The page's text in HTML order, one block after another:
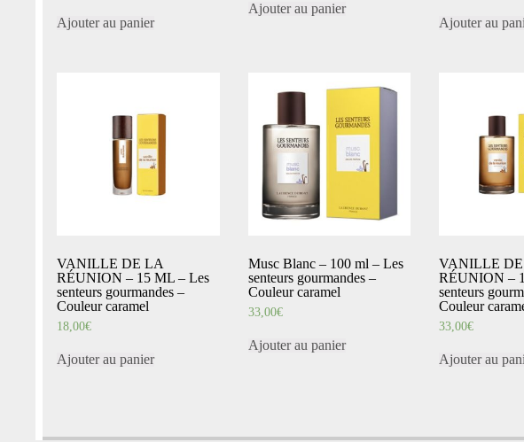
Ajouter au panier
Ajouter au panier
Ajouter au
VANILLE DE LA
RÉUNION – 15 ML – Les
senteurs gourmandes –
Couleur caramel
18,00€
Ajouter au panier
Musc Blanc – 100 ml – Les
senteurs gourmandes –
Couleur caramel
33,00€
Ajouter au panier
VANILLE
RÉUNION –
senteurs
Couleur
33,00€
Ajouter au